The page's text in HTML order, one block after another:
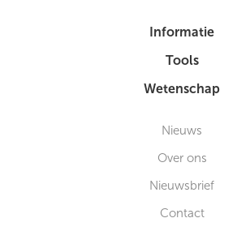
Informatie
Tools
Wetenschap
Nieuws
Over ons
Nieuwsbrief
Contact